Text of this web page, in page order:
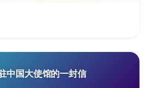
中国大使馆的一封信